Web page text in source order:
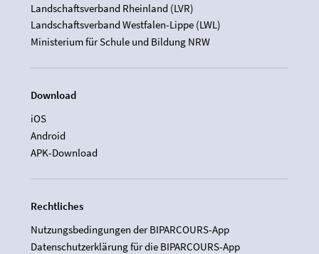
Landschaftsverband Rheinland (LVR)
Landschaftsverband Westfalen-Lippe (LWL)
Ministerium für Schule und Bildung NRW
Download
iOS
Android
APK-Download
Rechtliches
Nutzungsbedingungen der BIPARCOURS-App
Datenschutzerklärung für die BIPARCOURS-App